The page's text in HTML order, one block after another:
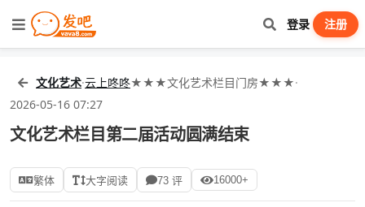
登录 注册
文化艺术·云上咚咚★★★文化艺术栏目门房★★★·
2026-05-16 07:27
文化艺术栏目第二届活动圆满结束
繁体 大字阅读 73 评 16000+